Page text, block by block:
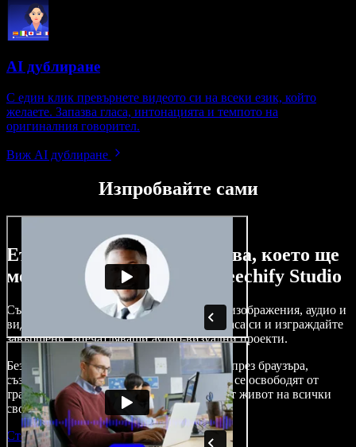
AI дублиране
С един клик превърнете видеото си на всеки език, който
желаете. Запазва гласа, интонацията и темпото на
оригиналния говорител.
Виж AI дублиране
Изпробвайте сами
Ето само малка част от това, което ще
можете да правите със Speechify Studio
Създавайте дублажи, добавяйте стокови изображения, аудио и
видео без авторски права, клонирайте гласа си и изграждайте
завършени, впечатляващи аудио-визуални проекти.
Без крива на обучение и с достъп изцяло през браузъра,
създателите на съдържание вече могат да се освободят от
традиционните ограничения и да вдъхнат живот на всички
свои креативни идеи.
Стартирай Studio